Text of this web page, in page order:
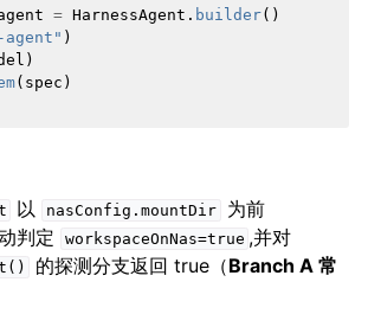
= HarnessAgent . builder()
agent" )
)
( spec )
以 nasConfig.mountDir
为前
判定
workspaceOnNas=true ,并对
的探测分支返回 true（Branch A 常